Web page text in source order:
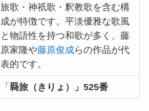
旅歌・神祇歌・釈教歌を含む構
成が特徴です。平淡優雅な歌風
と物語性を持つ和歌が多く、藤
原家隆や藤原俊成らの作品が代
表的です。
「羇旅（きりょ）」525番